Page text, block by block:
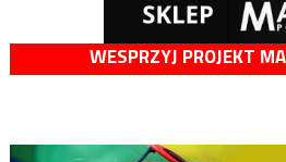
WESPRZYJ PROJEKT